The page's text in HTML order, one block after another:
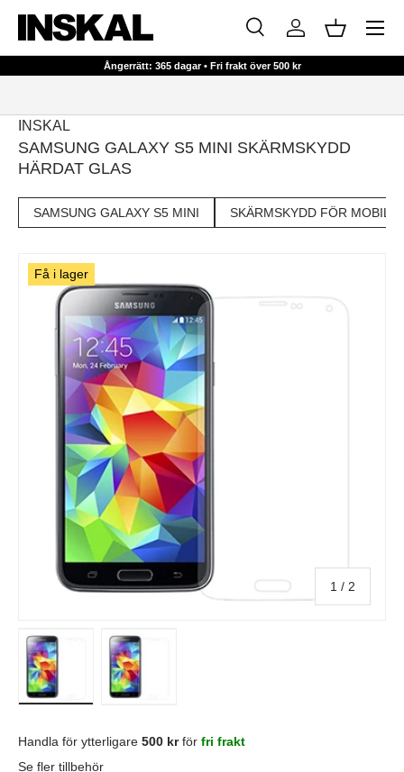
HOPPA TILL INNEHÅLL
Sök
Sök Logga inKorg
Meny
Ångerrätt: 365 dagar • Fri frakt över 500 kr
INSKAL
SAMSUNG GALAXY S5 MINI SKÄRMSKYDD
HÄRDAT GLAS
SAMSUNG GALAXY S5 MINI SKÄRMSKYDD FÖR MOBIL
1 / av
2
Få i lager
Handla för ytterligare 500 krför fri frakt
Se fler tillbehör